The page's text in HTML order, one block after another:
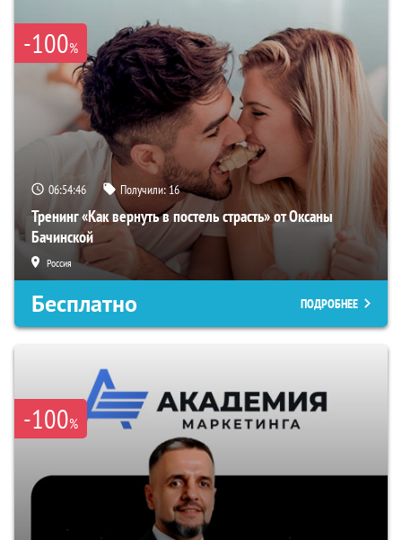
-100%
06:54:45 Получили:16
Тренинг «Как вернуть в постель страсть» от Оксаны
Бачинской
Россия
Бесплатно ПОДРОБНЕЕ
-100%